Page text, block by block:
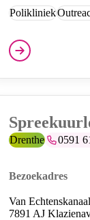
Diensten
Polikliniek
Provincie:
Drenthe 0591
Bezoekadres
Van
7891 AJ